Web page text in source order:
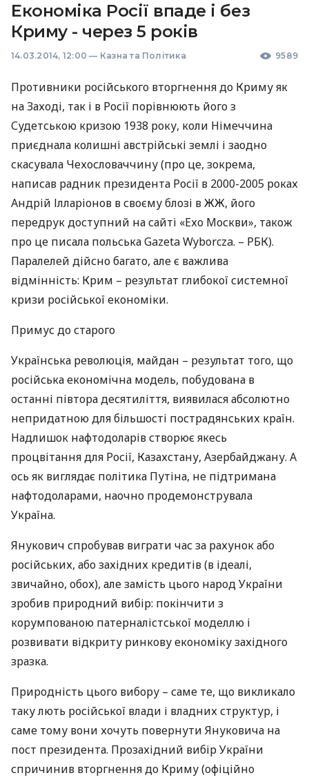
Економіка Росії впаде і без
Криму - через 5 років
14.03.2014, 12:00 — Казна та Політика 9589
Противники російського вторгнення до Криму як
на Заході, так і в Росії порівнюють його з
Судетською кризою 1938 року, коли Німеччина
приєднала колишні австрійські землі і заодно
скасувала Чехословаччину (про це, зокрема,
написав радник президента Росії в 2000-2005 роках
Андрій Ілларіонов в своєму блозі в ЖЖ, його
передрук доступний на сайті «Ехо Москви», також
про це писала польська Gazeta Wyborcza. – РБК).
Паралелей дійсно багато, але є важлива
відмінність: Крим – результат глибокої системної
кризи російської економіки.
Примус до старого
Українська революція, майдан – результат того, що
російська економічна модель, побудована в
останні півтора десятиліття, виявилася абсолютно
непридатною для більшості пострадянських країн.
Надлишок нафтодоларів створює якесь
процвітання для Росії, Казахстану, Азербайджану. А
ось як виглядає політика Путіна, не підтримана
нафтодоларами, наочно продемонструвала
Україна.
Янукович спробував виграти час за рахунок або
російських, або західних кредитів (в ідеалі,
звичайно, обох), але замість цього народ України
зробив природний вибір: покінчити з
корумпованою патерналістської моделлю і
розвивати відкриту ринкову економіку західного
зразка.
Природність цього вибору – саме те, що викликало
таку лють російської влади і владних структур, і
саме тому вони хочуть повернути Януковича на
пост президента. Прозахідний вибір України
спричинив вторгнення до Криму (офіційно